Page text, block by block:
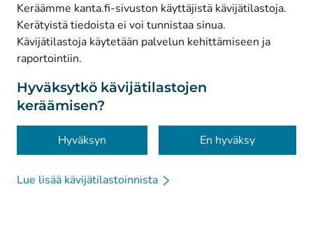
Keräämme kanta.fi-sivuston käyttäjistä kävijätilastoja.
Kerätyistä tiedoista ei voi tunnistaa sinua.
Kävijätilastoja käytetään palvelun kehittämiseen ja
raportointiin.
Hyväksytkö kävijätilastojen
keräämisen?
Hyväksyn En hyväksy
Lue lisää kävijätilastoinnista
© Kanta-Palvelut, Kansaneläkelaitos
Tietosuoja
Tietoa sivustosta
Saavutettavuus
Evästeet